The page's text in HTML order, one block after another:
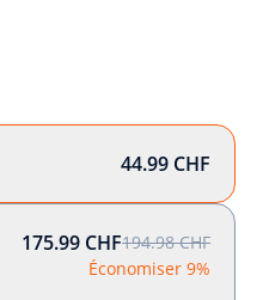
44.99 CHF
175.99 CHF194.98 CHF
Économiser 9%